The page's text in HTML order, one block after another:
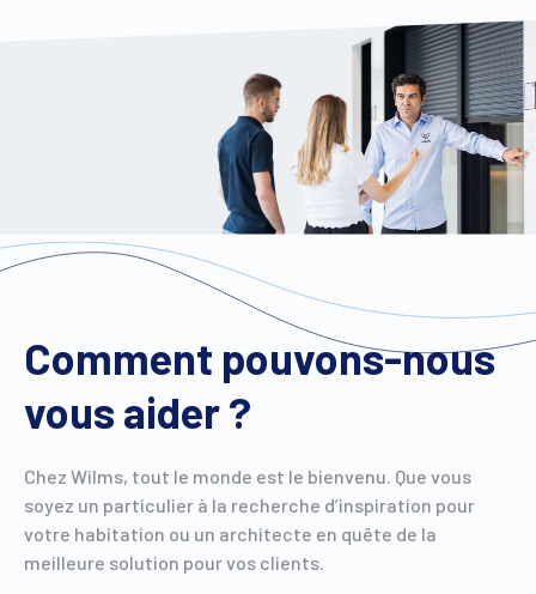
Comment pouvons-nous
vous aider ?
Chez Wilms, tout le monde est le bienvenu. Que vous
soyez un particulier à la recherche d’inspiration pour
votre habitation ou un architecte en quête de la
meilleure solution pour vos clients.